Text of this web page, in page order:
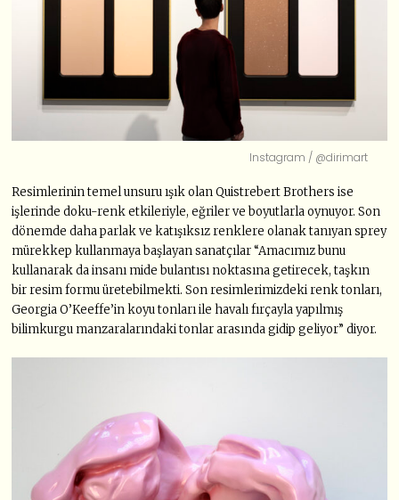
Instagram / @dirimart
Resimlerinin temel unsuru ışık olan Quistrebert Brothers ise
işlerinde doku-renk etkileriyle, eğriler ve boyutlarla oynuyor. Son
dönemde daha parlak ve katışıksız renklere olanak tanıyan sprey
mürekkep kullanmaya başlayan sanatçılar “Amacımız bunu
kullanarak da insanı mide bulantısı noktasına getirecek, taşkın
bir resim formu üretebilmekti. Son resimlerimizdeki renk tonları,
Georgia O’Keeffe’in koyu tonları ile havalı fırçayla yapılmış
bilimkurgu manzaralarındaki tonlar arasında gidip geliyor” diyor.